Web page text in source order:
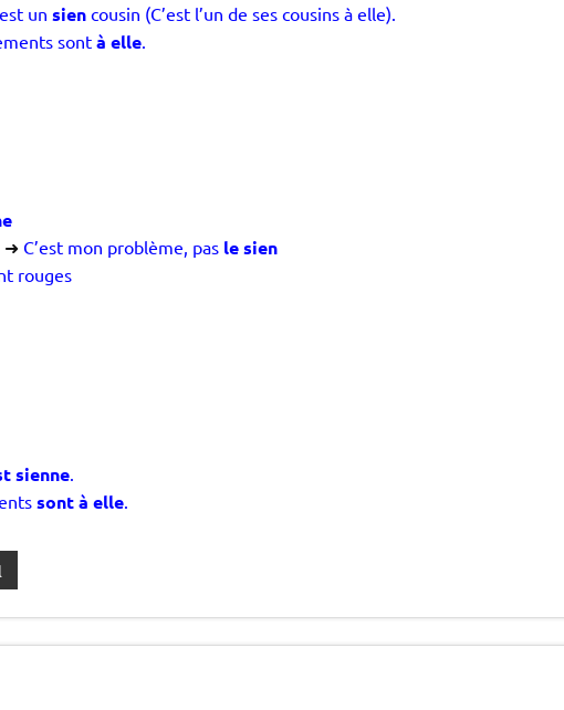
un siencousin (C’est l’un de ses cousins à elle).
sont à elle.
➜ C’est mon problème, pas le sien
rouges
sienne.
sont à elle.